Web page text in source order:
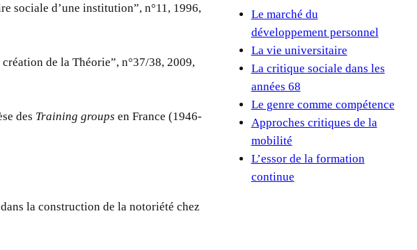
sociale d’une institution”, n°11, 1996,
création de la Théorie”, n°37/38, 2009,
des Training groups en France (1946-
la construction de la notoriété chez
Le marché du
développement personnel
La vie universitaire
La critique sociale dans les
années 68
Le genre comme compétence
Approches critiques de la
mobilité
L’essor de la formation
continue